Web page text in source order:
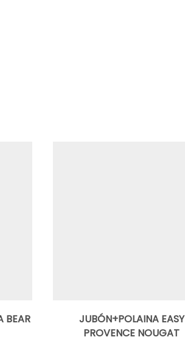
BEAR
JUBÓN+POLAINA EASY
PROVENCE NOUGAT